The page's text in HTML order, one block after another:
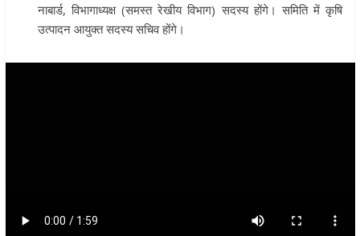
नाबार्ड, विभागाध्यक्ष (समस्त रेखीय विभाग) सदस्य होंगे। समिति में कृषि
उत्पादन आयुक्त सदस्य सचिव होंगे।